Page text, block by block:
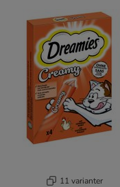
11 varianter